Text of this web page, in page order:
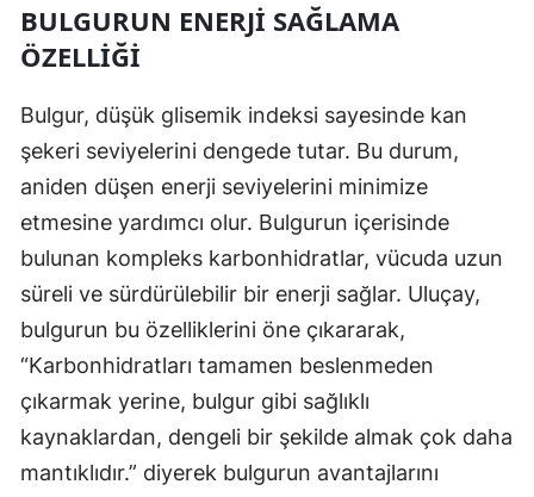
BULGURUN ENERJI SAĞLAMA
ÖZELLIĞI
Bulgur, düşük glisemik indeksi sayesinde kan
şekeri seviyelerini dengede tutar. Bu durum,
aniden düşen enerji seviyelerini minimize
etmesine yardımcı olur. Bulgurun içerisinde
bulunan kompleks karbonhidratlar, vücuda uzun
süreli ve sürdürülebilir bir enerji sağlar. Uluçay,
bulgurun bu özelliklerini öne çıkararak,
“Karbonhidratları tamamen beslenmeden
çıkarmak yerine, bulgur gibi sağlıklı
kaynaklardan, dengeli bir şekilde almak çok daha
mantıklıdır.” diyerek bulgurun avantajlarını